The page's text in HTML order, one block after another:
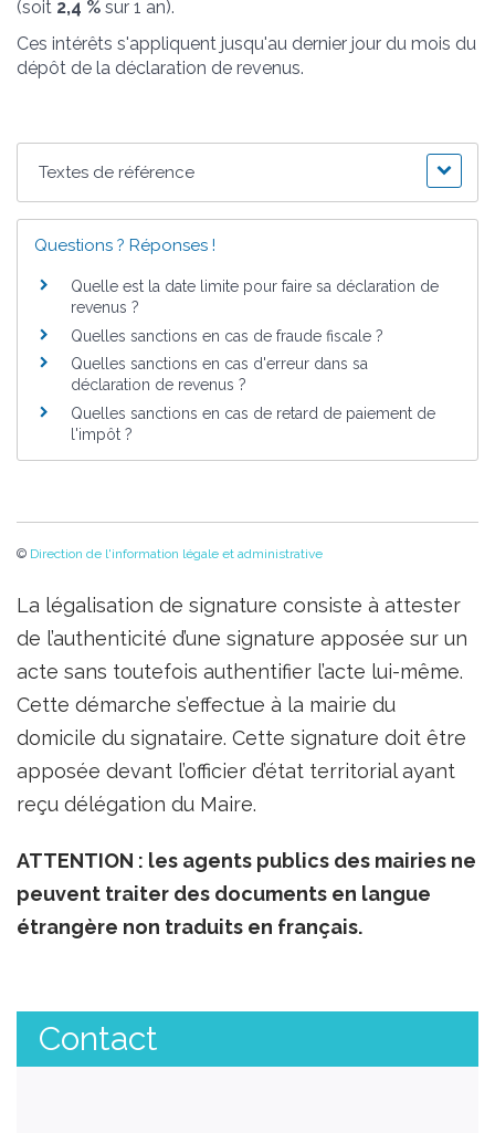
(soit 2,4 % sur 1 an).
Ces intérêts s'appliquent jusqu'au dernier jour du mois du
dépôt de la déclaration de revenus.
Textes de référence
Questions ? Réponses !
Quelle est la date limite pour faire sa déclaration de
revenus ?
Quelles sanctions en cas de fraude fiscale ?
Quelles sanctions en cas d'erreur dans sa
déclaration de revenus ?
Quelles sanctions en cas de retard de paiement de
l'impôt ?
© Direction de l'information légale et administrative
La légalisation de signature consiste à attester
de l’authenticité d’une signature apposée sur un
acte sans toutefois authentifier l’acte lui-même.
Cette démarche s’effectue à la mairie du
domicile du signataire. Cette signature doit être
apposée devant l’officier d’état territorial ayant
reçu délégation du Maire.
ATTENTION : les agents publics des mairies ne
peuvent traiter des documents en langue
étrangère non traduits en français.
Contact